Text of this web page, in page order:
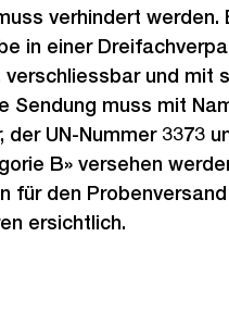
verhindert werden.
in einer
und mit
muss mit
der UN-Nummer 3373
B» versehen
für den
ersichtlich.